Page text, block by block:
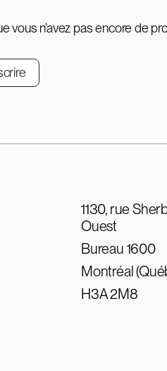
vous n’avez pas encore de
1130, rue
Ouest
Bureau 1600
Montréal
H3A 2M8